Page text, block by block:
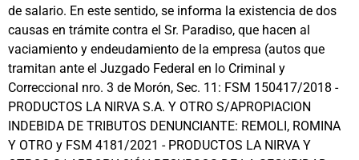
de salario. En este sentido, se informa la existencia de dos
causas en trámite contra el Sr. Paradiso, que hacen al
vaciamiento y endeudamiento de la empresa (autos que
tramitan ante el Juzgado Federal en lo Criminal y
Correccional nro. 3 de Morón, Sec. 11: FSM 150417/2018 -
PRODUCTOS LA NIRVA S.A. Y OTRO S/APROPIACION
INDEBIDA DE TRIBUTOS DENUNCIANTE: REMOLI, ROMINA
Y OTRO y FSM 4181/2021 - PRODUCTOS LA NIRVA Y